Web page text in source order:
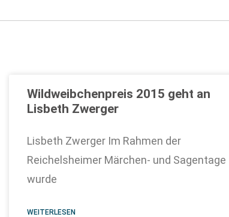
Wildweibchenpreis 2015 geht an
Lisbeth Zwerger
Lisbeth Zwerger Im Rahmen der
Reichelsheimer Märchen- und Sagentage
wurde
WEITERLESEN